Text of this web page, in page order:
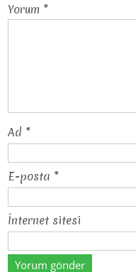
Yorum *
Ad *
E-posta *
İnternet sitesi